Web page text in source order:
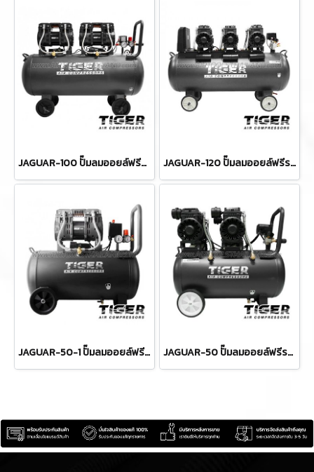
JAGUAR-100 ปั๊มลมออยล์ฟรีระบบไร้น้ำมัน ขนาด 100 ลิตร 1390Wx2 มอเตอร์ทองแดง รอบมอเตอร์ 2850 RPM ไทเกอร์ TIGER JAGUAR-120 ปั๊มลมออยล์ฟรีระบบไร้น้ำมัน ขนาด 120 ลิตร 1390Wx3 มอเตอร์ทองแดง รอบมอเตอร์ 2850 RPM ไทเกอร์ TIGER
JAGUAR-50-1 ปั๊มลมออยล์ฟรีระบบไร้น้ำมัน ขนาด 50 ลิตร 1390W มอเตอร์ทองแดง รอบมอเตอร์ 2850 RPM ไทเกอร์ TIGER JAGUAR-50 ปั๊มลมออยล์ฟรีระบบไร้น้ำมัน ขนาด 50 ลิตร 1390Wx2 มอเตอร์ทองแดง รอบมอเตอร์ 2850 RPM ไทเกอร์ TIGER